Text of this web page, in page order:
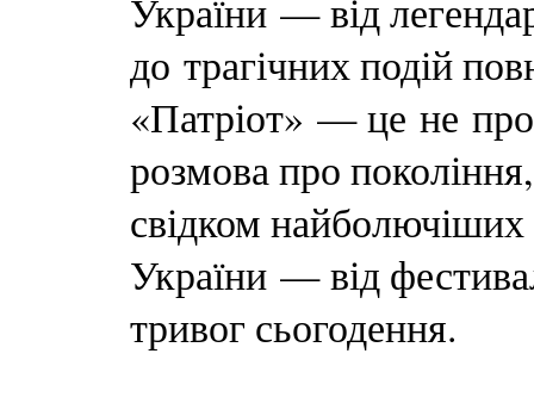
України — від
до трагічних подій
«Патріот» — це не
розмова про
свідком найболючіших
України — від
тривог сьогодення.